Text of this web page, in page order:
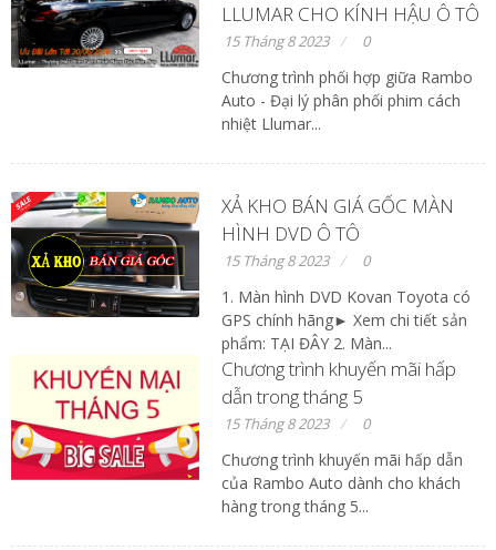
LLUMAR CHO KÍNH HẬU Ô TÔ
15 Tháng 8 2023 0
Chương trình phối hợp giữa Rambo
Auto - Đại lý phân phối phim cách
nhiệt Llumar...
XẢ KHO BÁN GIÁ GỐC MÀN
HÌNH DVD Ô TÔ
15 Tháng 8 2023 0
1. Màn hình DVD Kovan Toyota có
GPS chính hãng► Xem chi tiết sản
phẩm: TẠI ĐÂY 2. Màn...
Chương trình khuyến mãi hấp
dẫn trong tháng 5
15 Tháng 8 2023 0
Chương trình khuyến mãi hấp dẫn
của Rambo Auto dành cho khách
hàng trong tháng 5...